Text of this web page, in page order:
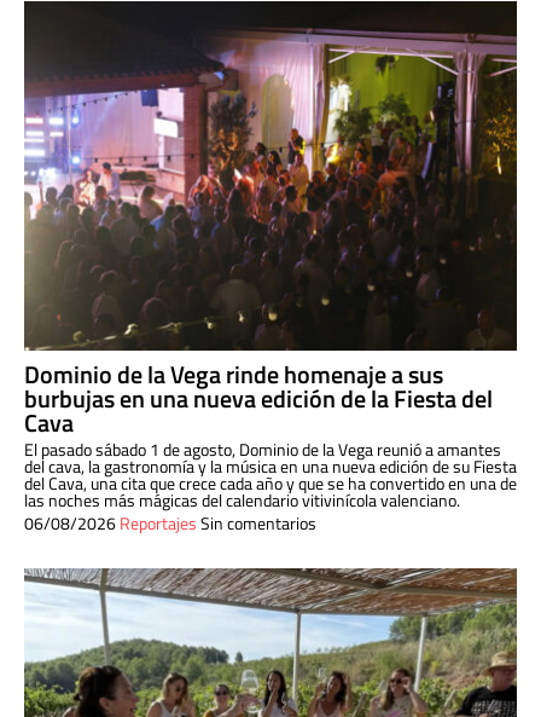
Dominio de la Vega rinde homenaje a sus
burbujas en una nueva edición de la Fiesta del
Cava
El pasado sábado 1 de agosto, Dominio de la Vega reunió a amantes
del cava, la gastronomía y la música en una nueva edición de su Fiesta
del Cava, una cita que crece cada año y que se ha convertido en una de
las noches más mágicas del calendario vitivinícola valenciano.
06/08/2026ReportajesSin comentarios